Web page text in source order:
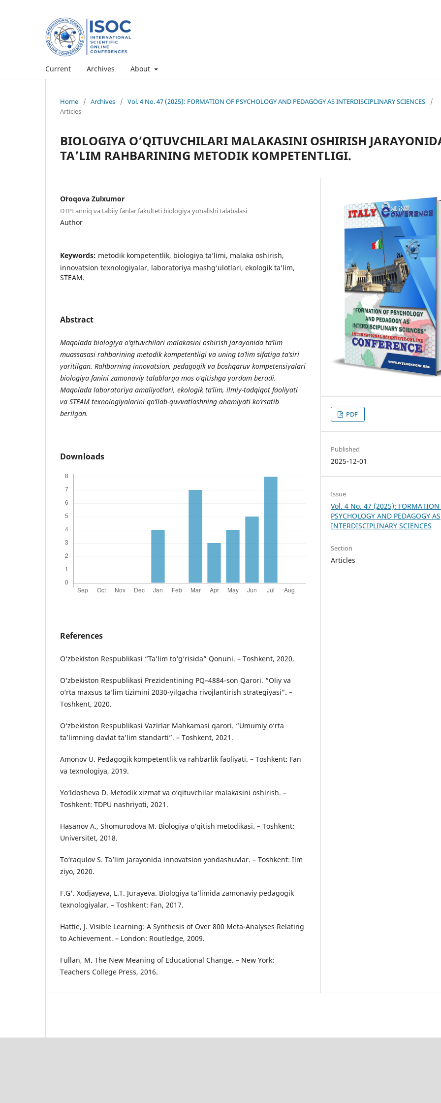
Current Archives About
Home / Archives / Vol. 4 No. 47 (2025): FORMATION OF PSYCHOLOGY AND PEDAGOGY AS INTERDISCIPLINARY SCIENCES
/
Articles
BIOLOGIYA O‘QITUVCHILARI MALAKASINI OSHIRISH
TA’LIM RAHBARINING METODIK KOMPETENTLIGI.
Oʻroqova Zulxumor
DTPI anniq va tabiiy fanlar fakulteti biologiya yoʻnalishi talabalasi
Author
Keywords: metodik kompetentlik, biologiya ta’limi, malaka oshirish,
innovatsion texnologiyalar, laboratoriya mashg‘ulotlari, ekologik ta’lim,
STEAM.
Abstract
Maqolada biologiya o‘qituvchilari malakasini oshirish jarayonida ta’lim
muassasasi rahbarining metodik kompetentligi va uning ta’lim sifatiga ta’siri
yoritilgan. Rahbarning innovatsion, pedagogik va boshqaruv kompetensiyalari
biologiya fanini zamonaviy talablarga mos o‘qitishga yordam beradi.
Maqolada laboratoriya amaliyotlari, ekologik ta’lim, ilmiy-tadqiqot faoliyati
va STEAM texnologiyalarini qo‘llab-quvvatlashning ahamiyati ko‘rsatib
berilgan.
Downloads
References
O‘zbekiston Respublikasi “Ta’lim to‘g‘risida” Qonuni. – Toshkent, 2020.
O‘zbekiston Respublikasi Prezidentining PQ–4884-son Qarori. “Oliy va
o‘rta maxsus ta’lim tizimini 2030-yilgacha rivojlantirish strategiyasi”. –
Toshkent, 2020.
O‘zbekiston Respublikasi Vazirlar Mahkamasi qarori. “Umumiy o‘rta
ta’limning davlat ta’lim standarti”. – Toshkent, 2021.
Amonov U. Pedagogik kompetentlik va rahbarlik faoliyati. – Toshkent: Fan
va texnologiya, 2019.
Yo‘ldosheva D. Metodik xizmat va o‘qituvchilar malakasini oshirish. –
Toshkent: TDPU nashriyoti, 2021.
Hasanov A., Shomurodova M. Biologiya o‘qitish metodikasi. – Toshkent:
Universitet, 2018.
To‘raqulov S. Ta’lim jarayonida innovatsion yondashuvlar. – Toshkent: Ilm
ziyo, 2020.
F.G'. Xodjayeva, L.T. Jurayeva. Biologiya ta’limida zamonaviy pedagogik
texnologiyalar. – Toshkent: Fan, 2017.
Hattie, J. Visible Learning: A Synthesis of Over 800 Meta-Analyses Relating
to Achievement. – London: Routledge, 2009.
Fullan, M. The New Meaning of Educational Change. – New York:
Teachers College Press, 2016.
PDF
Published
2025-12-01
Issue
Vol. 4 No. 47 (2025): FORMATION
PSYCHOLOGY AND PEDAGOGY AS
INTERDISCIPLINARY SCIENCES
Section
Articles